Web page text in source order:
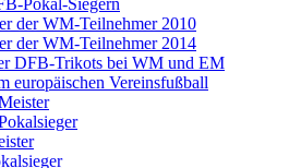
Pokal-Siegern
der WM-Teilnehmer 2010
der WM-Teilnehmer 2014
DFB-Trikots bei WM und EM
europäischen Vereinsfußball